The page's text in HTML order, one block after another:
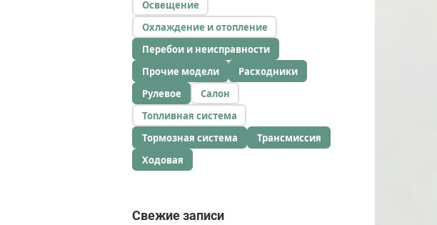
Освещение
Охлаждение и отопление
Перебои и неисправности
Прочие модели
Расходники
Рулевое
Салон
Топливная система
Тормозная система
Трансмиссия
Ходовая
Свежие записи